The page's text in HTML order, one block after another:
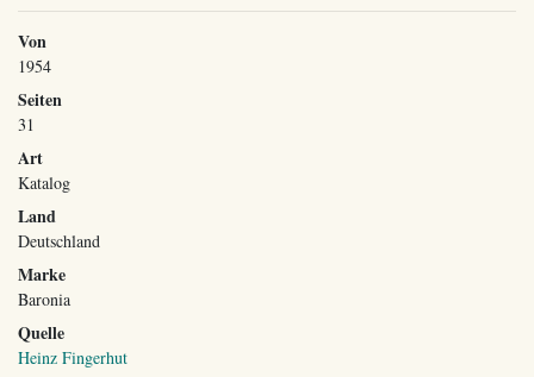
Von
1954
Seiten
31
Art
Katalog
Land
Deutschland
Marke
Baronia
Quelle
Heinz Fingerhut